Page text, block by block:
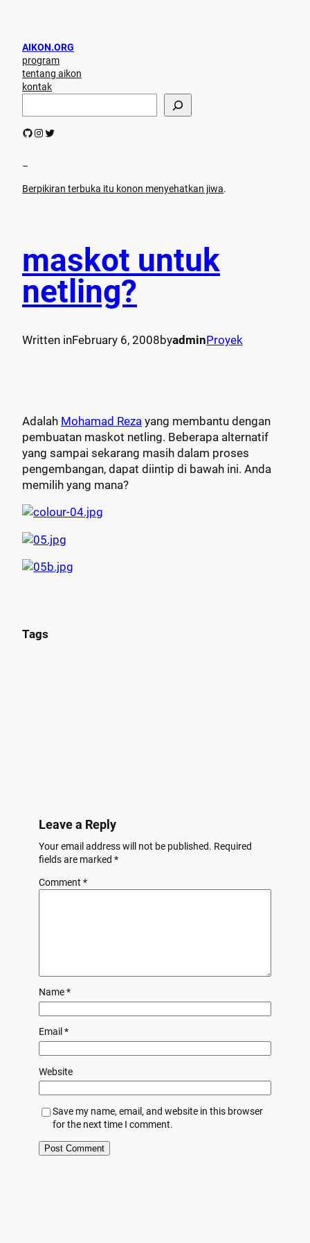
AIKON.ORG
program
tentang aikon
kontak
r
h
GitHub Instagram Twitter
–
Berpikiran terbuka itu konon menyehatkan jiwa.
maskot untuk
netling?
Written inFebruary 6, 2008byadmin Proyek
Adalah Mohamad Reza yang membantu dengan
pembuatan maskot netling. Beberapa alternatif
yang sampai sekarang masih dalam proses
pengembangan, dapat diintip di bawah ini. Anda
memilih yang mana?
Tags
Leave a Reply
Your email address will not be published. Required
fields are marked *
Comment *
Name*
Email *
Website
Save my name, email, and website in this browser
for the next time I comment.